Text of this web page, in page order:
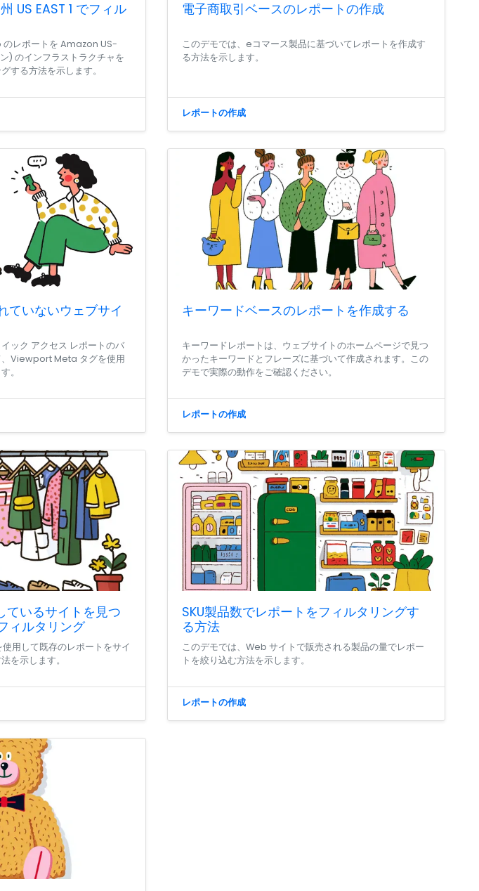
US EAST 1 でフィル
のレポートを Amazon US-
) のインフラストラクチャを
する方法を示します。
電子商取引ベースのレポートの作成
このデモでは、eコマース製品に基づいてレポートを作成す
る方法を示します。
レポートの作成
ていないウェブサイ
ック アクセス レポートのバ
、Viewport Meta タグを使用
。
キーワードベースのレポートを作成する
キーワードレポートは、ウェブサイトのホームページで見つ
かったキーワードとフレーズに基づいて作成されます。この
デモで実際の動作をご確認ください。
レポートの作成
いるサイトを見つ
ィルタリング
用して既存のレポートをサイ
を示します。
SKU製品数でレポートをフィルタリングす
る方法
このデモでは、Web サイトで販売される製品の量でレポー
トを絞り込む方法を示します。
レポートの作成